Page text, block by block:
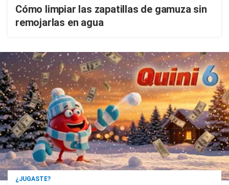
Cómo limpiar las zapatillas de gamuza sin
remojarlas en agua
¿JUGASTE?